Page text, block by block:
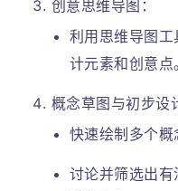
创意思维导图：
利用思维导图
计元素和创意点
概念草图与初步设
快速绘制多个概
讨论并筛选出